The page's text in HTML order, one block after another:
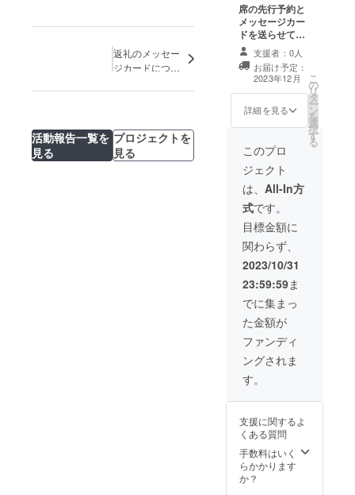
返礼のメッセー
ジカードについ
活動報告一覧を
見る
プロジェクトを
見る
席の先行予約と
メッセージカー
ドを送らせてい
ただきます。
支援者：0人
お届け予定：
2023年12月
詳細を見る
こ
の
リ
タ
ー
ン
を
選
択
す
る
このプロ
ジェクト
は、 All-In方
式です。
目標金額に
関わらず、
2023/10/31
23:59:59ま
でに集まっ
た金額が
ファンディ
ングされま
す。
支援に関するよ
くある質問
手数料はいく
らかかります
か？